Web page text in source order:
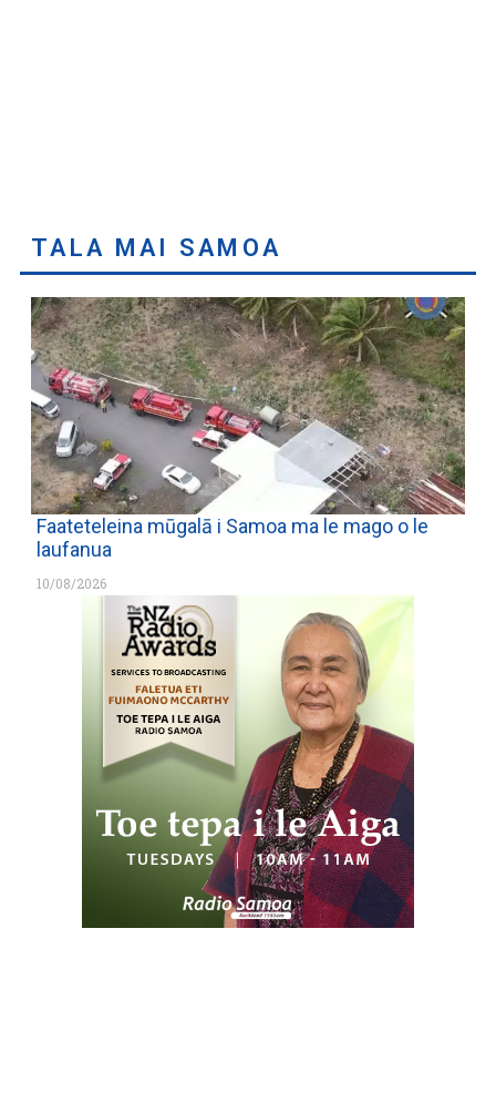
TALA MAI SAMOA
Faateteleina mūgalā i Samoa ma le mago o le
laufanua
10/08/2026